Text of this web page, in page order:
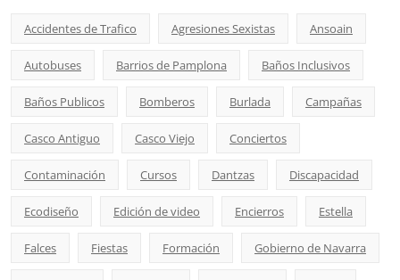
Accidentes de Trafico Agresiones Sexistas Ansoain
Autobuses Barrios de Pamplona Baños Inclusivos
Baños Publicos Bomberos Burlada Campañas
Casco Antiguo Casco Viejo Conciertos
Contaminación Cursos Dantzas Discapacidad
Ecodiseño Edición de video Encierros Estella
Falces Fiestas Formación Gobierno de Navarra